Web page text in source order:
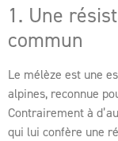
1. Une
commun
Le mélèze est une
alpines, reconnue
Contrairement à
qui lui confère une